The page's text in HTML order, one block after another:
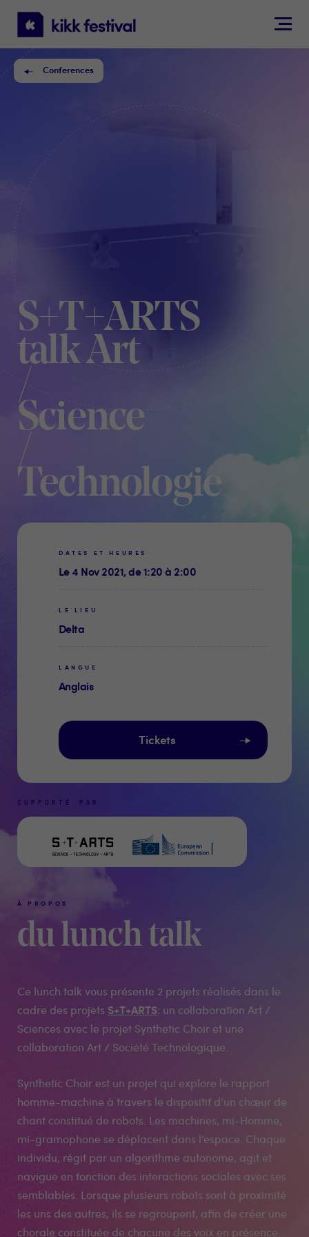
KIKK
Festival
Conferences
S+T+ARTS
talk Art
/
Science
/
Technologie
DATES ET HEURES
Le 4 Nov 2021, de 1:20 à 2:00
LE LIEU
Delta
LANGUE
Anglais
Tickets
SUPPORTÉ PAR
À PROPOS
du lunch talk
Ce lunch talk vous présente 2 projets réalisés dans le
cadre des projets S+T+ARTS: un collaboration Art /
Sciences avec le projet Synthetic Choir et une
collaboration Art / Société Technologique.
Synthetic Choir est un projet qui explore le rapport
homme-machine à travers le dispositif d’un chœur de
chant constitué de robots. Les machines, mi-Homme,
mi-gramophone se déplacent dans l’espace. Chaque
individu, régit par un algorithme autonome, agit et
navigue en fonction des interactions sociales avec ses
semblables. Lorsque plusieurs robots sont à proximité
les uns des autres, ils se regroupent, afin de créer une
chorale constituée de chacune des voix en présence.